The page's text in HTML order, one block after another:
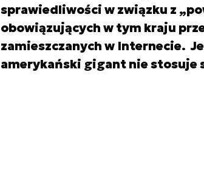
sprawiedliwości w związku z
obowiązujących w tym kraju
zamieszczanych w Internecie.
amerykański gigant nie stosuje